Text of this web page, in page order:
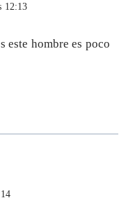
12:13
este hombre es poco